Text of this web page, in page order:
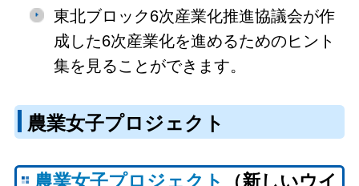
東北ブロック6次産業化推進協議会が作
成した6次産業化を進めるためのヒント
集を見ることができます。
農業女子プロジェクト
農業女子プロジェクト
（新しいウイ